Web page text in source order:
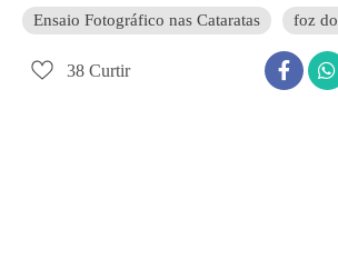
Ensaio Fotográfico nas Cataratas foz
38 Curtir